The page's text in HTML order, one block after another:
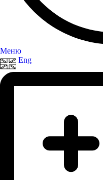
Меню
Eng